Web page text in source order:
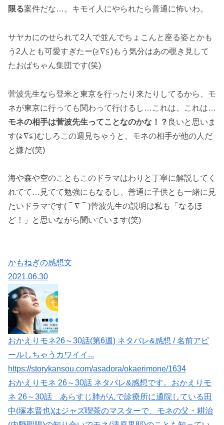
限る案件だな…。キモイ人にやられたら普通に怖いわ。
サヤカにのせられて2人で並んでちょこんと座る姿とかも
う2人とも可愛すぎたー(≧∇≦)もう気分はあの覗き見して
たおばちゃん集団です(笑)
菅波先生なら登米と東京を行ったり来たりしてるから、モ
ネが東京に行っても関わって行けるし…これは、これは…
モネの相手は菅波先生ってことなのかな！？ 良いと思いま
す(≧∇≦)むしろこの週見ちゃうと、モネの相手が他の人だ
と嫌だ(笑)
海や森や空のこともこのドラマはわりと丁寧に解説してく
れてて…見てて勉強にもなるし、普通に子供とも一緒に見
たいドラマです(⌒∇⌒)菅波先生の説明は私も「なるほ
ど！」と思いながら聞いています(笑)
かもねぎの感想文
2021.06.30
おかえりモネ26～30話(第6週) ネタバレ&感想 / 名前アピ
ールしちゃうカワイイ...
https://storykansou.com/asadora/okaerimone/1634
おかえりモネ 26～30話 ネタバレ&感想です。おかえりモ
ネ 26～30話 あらすじ肺がんで診療所に通院している田
中(塚本晋也)はジャズ喫茶のマスターで、モネの父・耕治